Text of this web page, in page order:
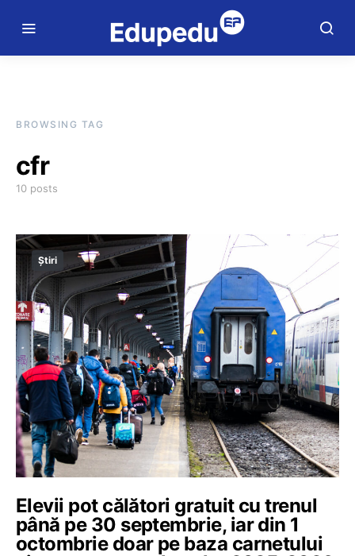
BROWSING TAG
cfr
10 posts
Știri
Elevii pot călători gratuit cu trenul
până pe 30 septembrie, iar din 1
octombrie doar pe baza carnetului